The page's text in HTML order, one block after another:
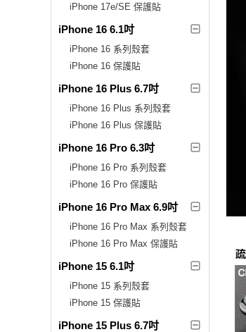
iPhone 17e/SE 保護貼
iPhone 16 6.1吋
iPhone 16 系列殼套
iPhone 16 保護貼
iPhone 16 Plus 6.7吋
iPhone 16 Plus 系列殼套
iPhone 16 Plus 保護貼
iPhone 16 Pro 6.3吋
iPhone 16 Pro 系列殼套
iPhone 16 Pro 保護貼
iPhone 16 Pro Max 6.9吋
iPhone 16 Pro Max 系列殼套
iPhone 16 Pro Max 保護貼
iPhone 15 6.1吋
iPhone 15 系列殼套
iPhone 15 保護貼
iPhone 15 Plus 6.7吋